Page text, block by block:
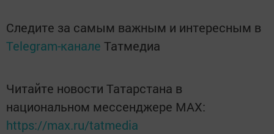
Следите за самым важным и интересным в
Telegram-канале Татмедиа
Читайте новости Татарстана в
национальном мессенджере MАХ:
https://max.ru/tatmedia